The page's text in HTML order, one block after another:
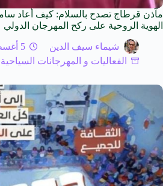
مآذن قرطاج تصدح بالسلام: كيف أعاد
الهوية الروحية على ركح المهرجان الدولي
شيماء سيف الدين
5 أغسطس 2026
الفعاليات و المهرجانات السياحية